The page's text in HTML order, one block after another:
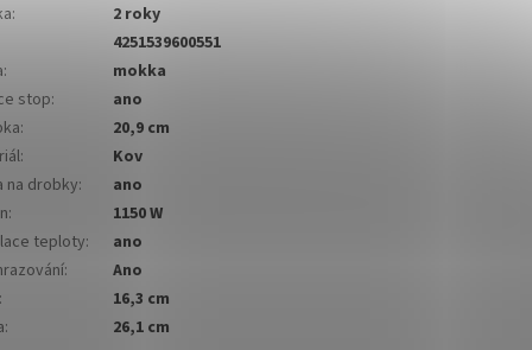
:
2 roky
4251539600551
:
mokka
stop:
ano
:
20,9 cm
:
Kov
na drobky:
ano
:
1150 W
teploty:
ano
:
Ano
:
16,3 cm
: 26,1 cm